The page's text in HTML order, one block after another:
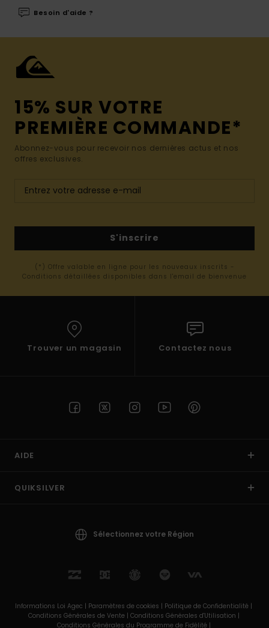
Besoin d'aide ?
15% SUR VOTRE
PREMIÈRE COMMANDE*
Abonnez-vous pour recevoir nos dernières actus et nos
offres exclusives.
S'inscrire
(*) Offre valable en ligne pour les nouveaux inscrits -
Conditions détaillées disponibles dans l'email de bienvenue
Trouver un magasin Contactez nous
AIDE
QUIKSILVER
Sélectionnez votre Région
Informations Loi Agec | Paramètres de cookies | Politique de Confidentialité |
Conditions Générales de Vente | Conditions Générales d'Utilisation |
Conditions Générales du Programme de Fidélité |